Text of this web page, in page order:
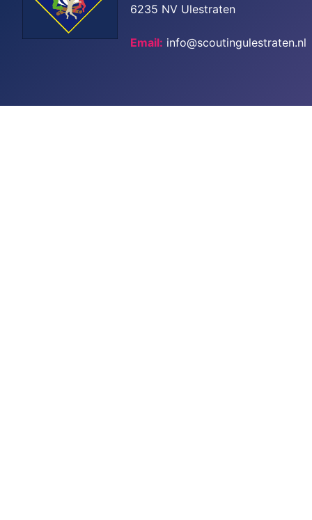
6235 NV Ulestraten
Email: info@scoutingulestraten.nl